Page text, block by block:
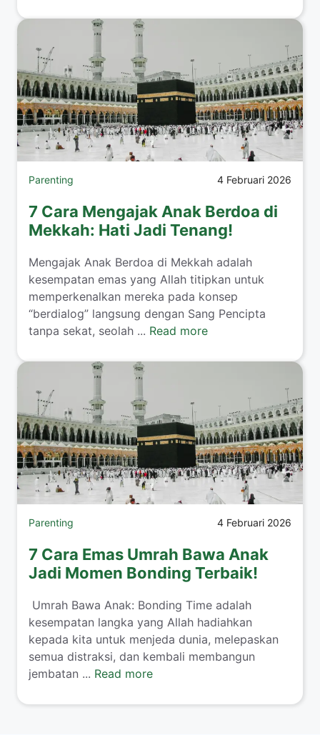
Parenting 4 Februari 2026
7 Cara Mengajak Anak Berdoa di
Mekkah: Hati Jadi Tenang!
​Mengajak Anak Berdoa di Mekkah adalah
kesempatan emas yang Allah titipkan untuk
memperkenalkan mereka pada konsep
“berdialog” langsung dengan Sang Pencipta
tanpa sekat, seolah ... Read more
Parenting 4 Februari 2026
7 Cara Emas Umrah Bawa Anak
Jadi Momen Bonding Terbaik!
​ Umrah Bawa Anak: Bonding Time adalah
kesempatan langka yang Allah hadiahkan
kepada kita untuk menjeda dunia, melepaskan
semua distraksi, dan kembali membangun
jembatan ... Read more